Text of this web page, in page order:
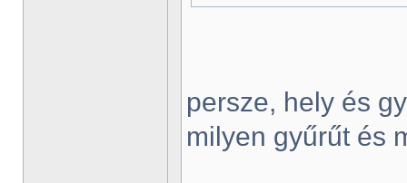
persze, hely és
milyen gyűrűt és